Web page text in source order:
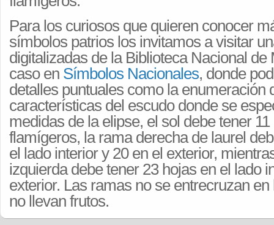
Para los curiosos que quieren conocer
símbolos patrios los invitamos a visitar
digitalizadas de la Biblioteca Nacional de
caso en Símbolos Nacionales, donde
detalles puntuales como la enumeración
características del escudo donde se
medidas de la elipse, el sol debe tener
flamígeros, la rama derecha de laurel
el lado interior y 20 en el exterior,
izquierda debe tener 23 hojas en el lado
exterior. Las ramas no se entrecruzan
no llevan frutos.